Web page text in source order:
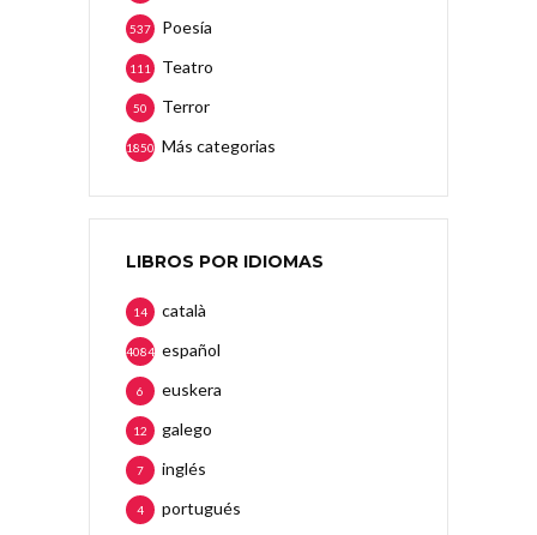
Poesía
537
Teatro
111
Terror
50
Más categorias
1850
LIBROS POR IDIOMAS
català
14
español
4084
euskera
6
galego
12
inglés
7
portugués
4